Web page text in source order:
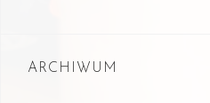
ARCHIWUM